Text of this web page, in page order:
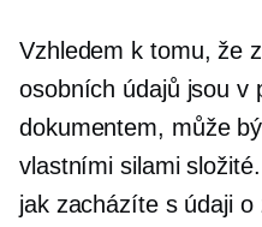
Vzhledem k tomu, že
osobních údajů jsou v
dokumentem, může
vlastními silami
jak zacházíte s údaji